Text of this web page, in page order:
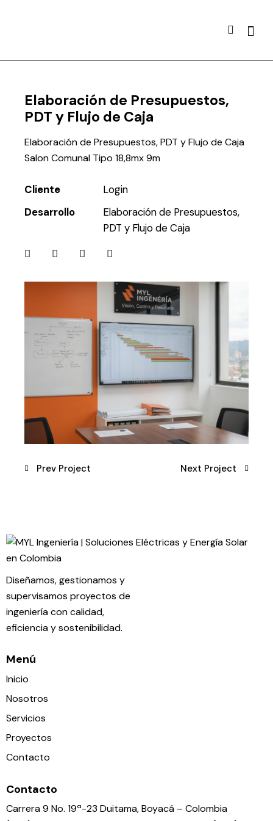
Elaboración de Presupuestos,
PDT y Flujo de Caja
Elaboración de Presupuestos, PDT y Flujo de Caja
Salon Comunal Tipo 18,8mx 9m
Cliente
Login
Desarrollo
Elaboración de Presupuestos,
PDT y Flujo de Caja
Prev Project Next Project
Diseñamos, gestionamos y
supervisamos proyectos de
ingeniería con calidad,
eficiencia y sostenibilidad.
Menú
Inicio
Nosotros
Servicios
Proyectos
Contacto
Contacto
Carrera 9 No. 19ª-23 Duitama, Boyacá – Colombia